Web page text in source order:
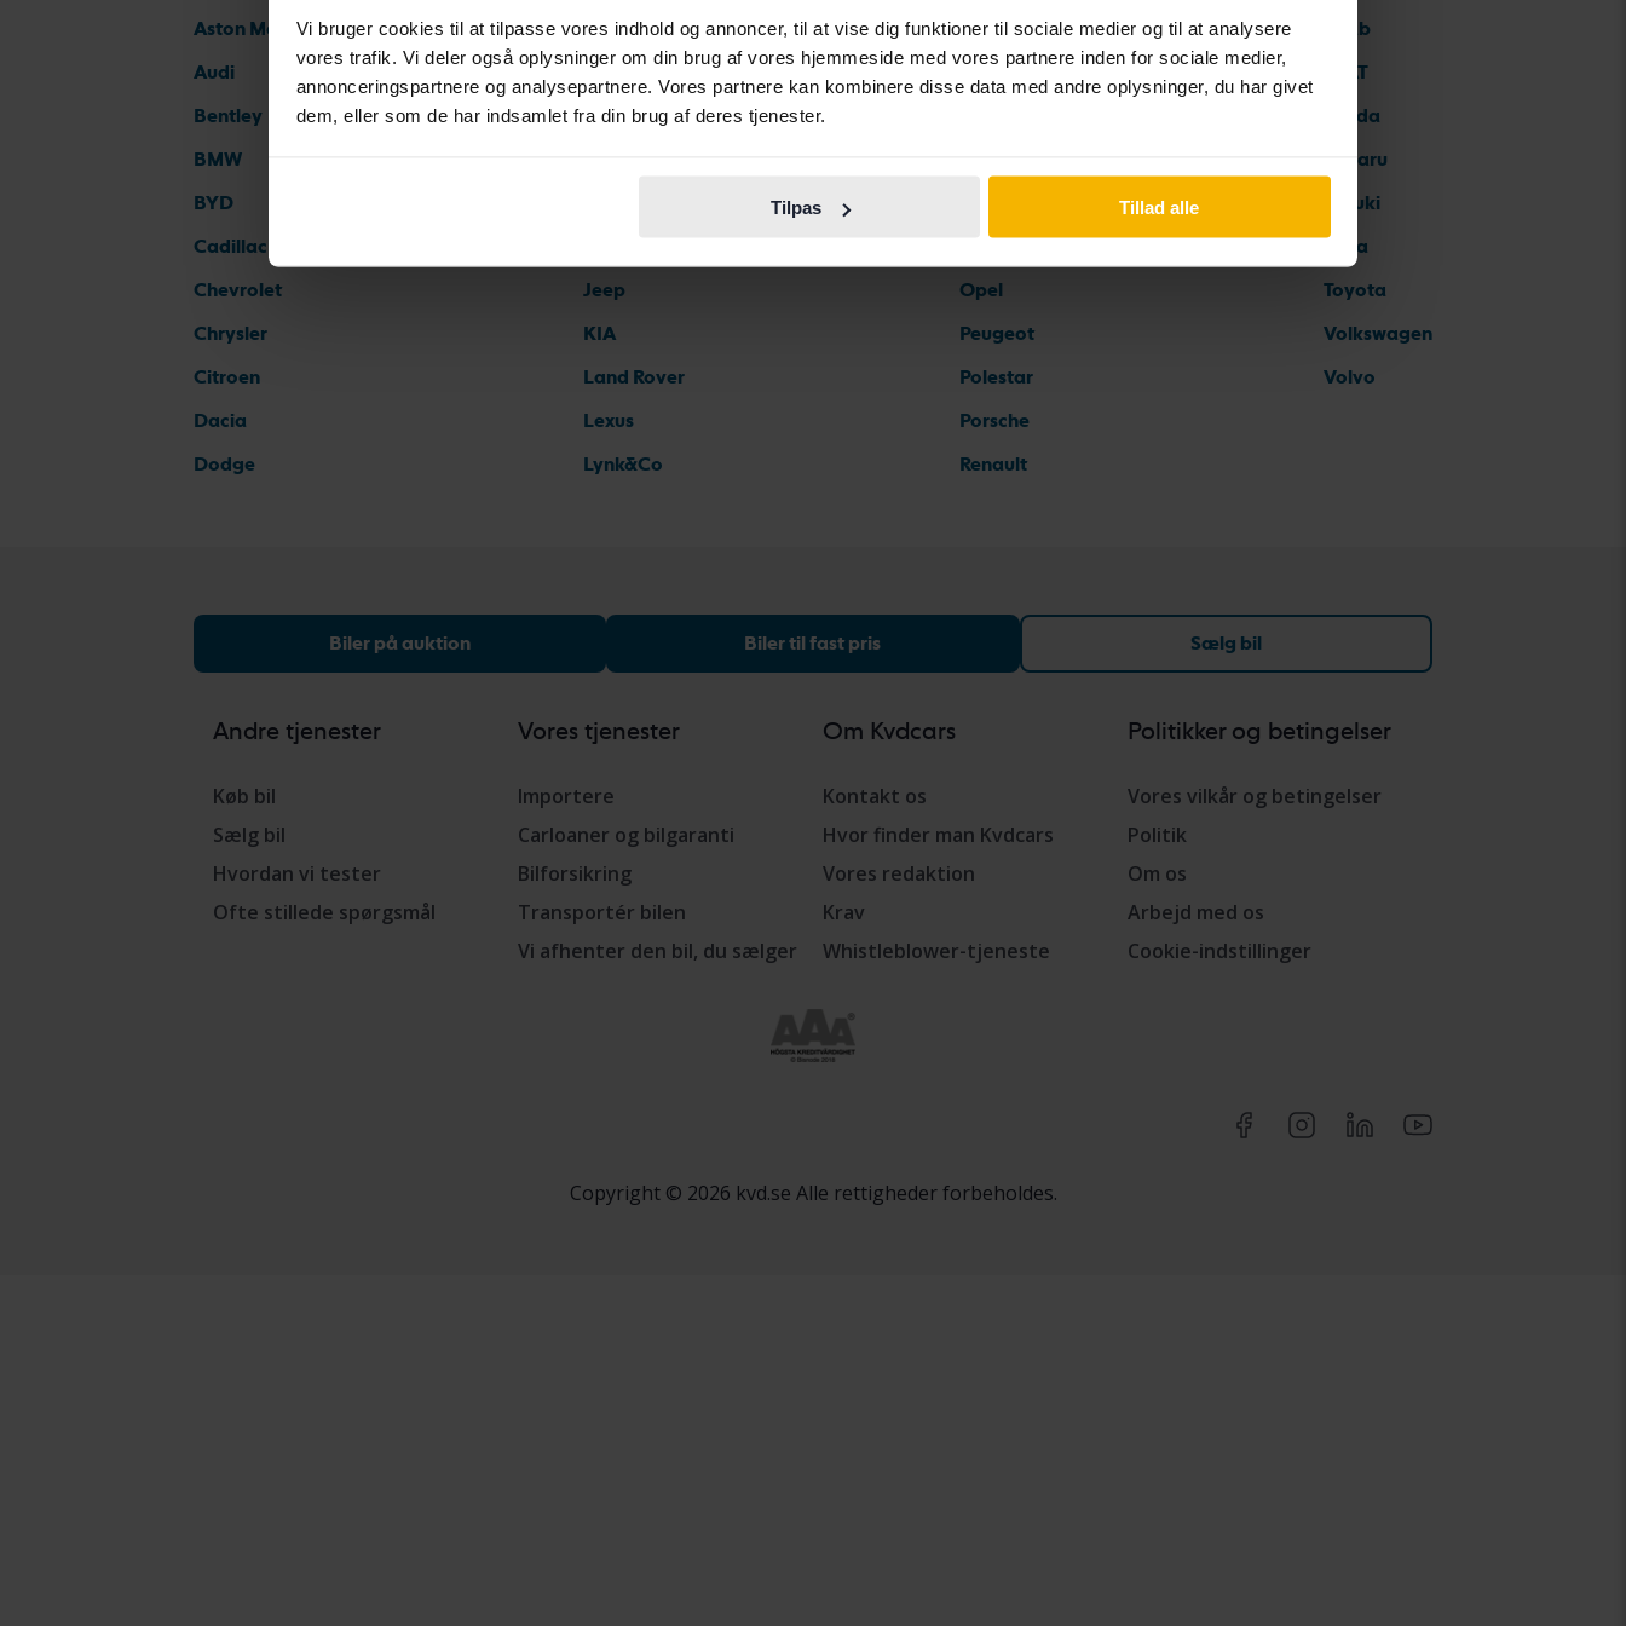
Vi bruger cookies til at tilpasse vores indhold og annoncer, til at vise dig funktioner til sociale medier og til at analysere
vores trafik. Vi deler også oplysninger om din brug af vores hjemmeside med vores partnere inden for sociale medier,
annonceringspartnere og analysepartnere. Vores partnere kan kombinere disse data med andre oplysninger, du har givet
dem, eller som de har indsamlet fra din brug af deres tjenester.
Tilpas Tillad alle
Aston Martin
Audi
Bentley
BMW
BYD
Cadillac
Chevrolet
Chrysler
Citroen
Dacia
Dodge
Fiat
Ford
Honda
Jeep
KIA
Land Rover
Lexus
Lynk&Co
Mazda
Mercedes
Nissan
Opel
Peugeot
Polestar
Porsche
Renault
Saab
SEAT
Skoda
Subaru
Suzuki
Tesla
Toyota
Volkswagen
Volvo
Biler på auktion Biler til fast pris Sælg bil
Andre tjenester
Køb bil
Sælg bil
Hvordan vi tester
Ofte stillede spørgsmål
Vores tjenester
Importere
Carloaner og bilgaranti
Bilforsikring
Transportér bilen
Vi afhenter den bil, du sælger
Om Kvdcars
Kontakt os
Hvor finder man Kvdcars
Vores redaktion
Krav
Whistleblower-tjeneste
Politikker og betingelser
Vores vilkår og betingelser
Politik
Om os
Arbejd med os
Cookie-indstillinger
Copyright © 2026 kvd.se Alle rettigheder forbeholdes.